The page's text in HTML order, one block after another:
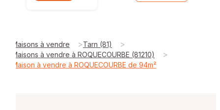
Maisons à vendre >Tarn (81) >
Maisons à vendre à ROQUECOURBE (81210) >
Maison à vendre à ROQUECOURBE de 94m²